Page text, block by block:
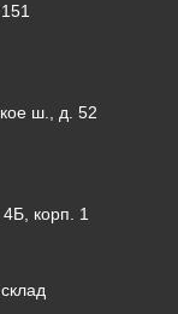
ш., д. 52
корп. 1